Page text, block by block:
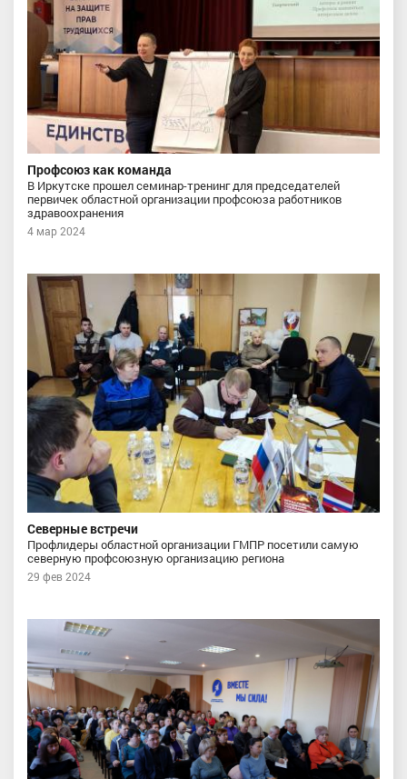
Профсоюз как команда
В Иркутске прошел семинар-тренинг для председателей
первичек областной организации профсоюза работников
здравоохранения
4 мар 2024
Северные встречи
Профлидеры областной организации ГМПР посетили самую
северную профсоюзную организацию региона
29 фев 2024